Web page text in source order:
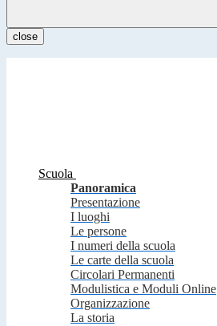
close
Scuola
Panoramica
Presentazione
I luoghi
Le persone
I numeri della scuola
Le carte della scuola
Circolari Permanenti
Modulistica e Moduli Online
Organizzazione
La storia